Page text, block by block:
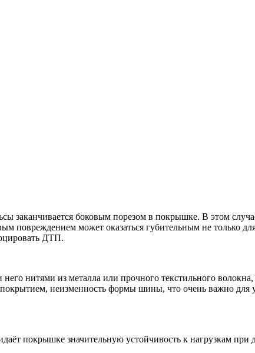
заканчивается боковым порезом в покрышке. В этом
может оказаться губительным не только
ДТП.
нитями из металла или прочного текстильного
неизменность формы шины, что очень важно для
покрышке значительную устойчивость к нагрузкам при